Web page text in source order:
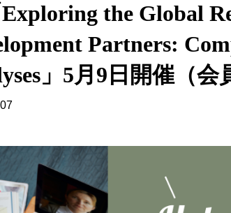
the Global
Partners:
」5月9日開催（会